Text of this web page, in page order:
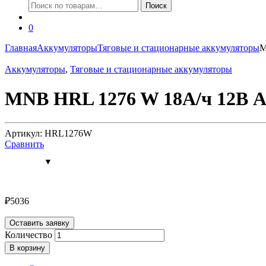
Искать: Поиск
0
ГлавнаяАккумуляторыТяговые и стационарные аккумуляторы
Аккумуляторы, Тяговые и стационарные аккумуляторы
MNB HRL 1276 W 18А/ч 12В
Артикул: HRL1276W
Сравнить
₽5036
Оставить заявку
Количество
В корзину